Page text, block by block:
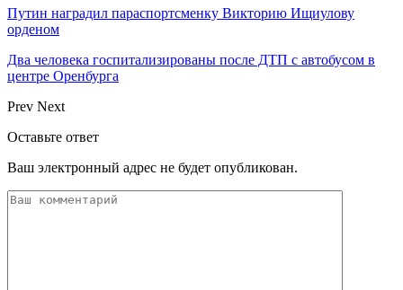
Путин наградил параспортсменку Викторию Ищиулову
орденом
Два человека госпитализированы после ДТП с автобусом в
центре Оренбурга
Prev Next
Оставьте ответ
Ваш электронный адрес не будет опубликован.